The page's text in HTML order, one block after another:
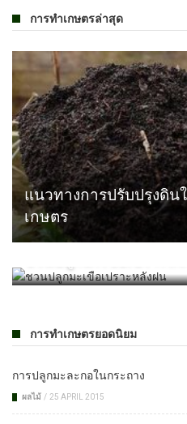
การทำเกษตรล่าสุด
แนวทางการปรับปรุงดิน
เกษตร
การทำเกษตรยอดนิยม
การปลูกมะละกอในกระถาง
ผลไม้ / 25 APRIL 2015